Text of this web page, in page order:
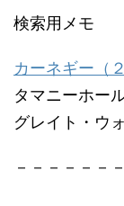
検索用メモ
カーネギー（２
タマニーホー
グレイト・ウ
－－－－－－